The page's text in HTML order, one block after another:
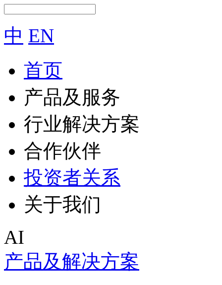
中 EN
首页
产品及服务
行业解决方案
合作伙伴
投资者关系
关于我们
AI
产品及解决方案